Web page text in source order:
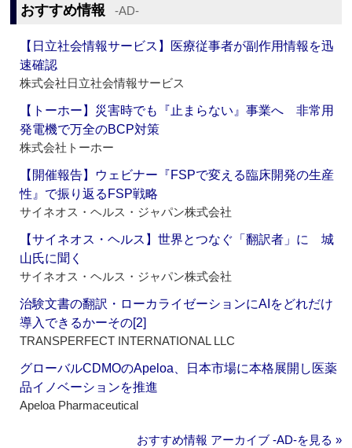
おすすめ情報 ‐AD‐
【日立社会情報サービス】医療従事者が副作用情報を迅
速確認
株式会社日立社会情報サービス
【トーホー】災害時でも『止まらない』事業へ 非常用
発電機で万全のBCP対策
株式会社トーホー
【開催報告】ウェビナー『FSPで変える臨床開発の生産
性』で振り返るFSP戦略
サイネオス・ヘルス・ジャパン株式会社
【サイネオス・ヘルス】世界とつなぐ「翻訳者」に 城
山氏に聞く
サイネオス・ヘルス・ジャパン株式会社
治験文書の翻訳・ローカライゼーションにAIをどれだけ
導入できるかーその[2]
TRANSPERFECT INTERNATIONAL LLC
グローバルCDMOのApeloa、日本市場に本格展開し医薬
品イノベーションを推進
Apeloa Pharmaceutical
おすすめ情報 アーカイブ ‐AD‐を見る »